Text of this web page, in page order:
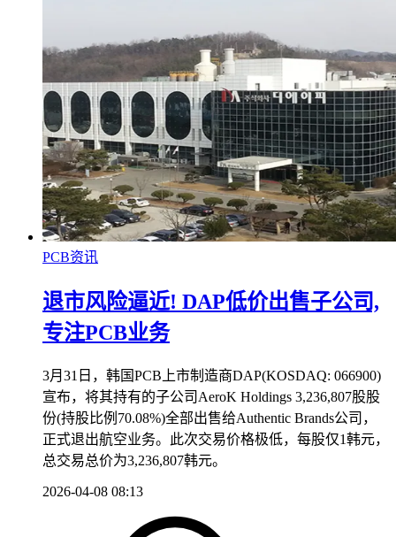
PCB资讯
退市风险逼近! DAP低价出售子公司,
专注PCB业务
3月31日，韩国PCB上市制造商DAP(KOSDAQ: 066900)
宣布，将其持有的子公司AeroK Holdings 3,236,807股股
份(持股比例70.08%)全部出售给Authentic Brands公司，
正式退出航空业务。此次交易价格极低，每股仅1韩元，
总交易总价为3,236,807韩元。
2026-04-08 08:13